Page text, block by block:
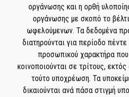
οργάνωσης και η ορθή
οργάνωσης με σκοπό το
ωφελούμενων. Τα δεδομένα
διατηρούνται για περίοδο
προσωπικού χαρακτήρα
κοινοποιούνται σε τρίτους,
τούτο υποχρέωση. Τα
δικαιούνται ανά πάσα στιγμή